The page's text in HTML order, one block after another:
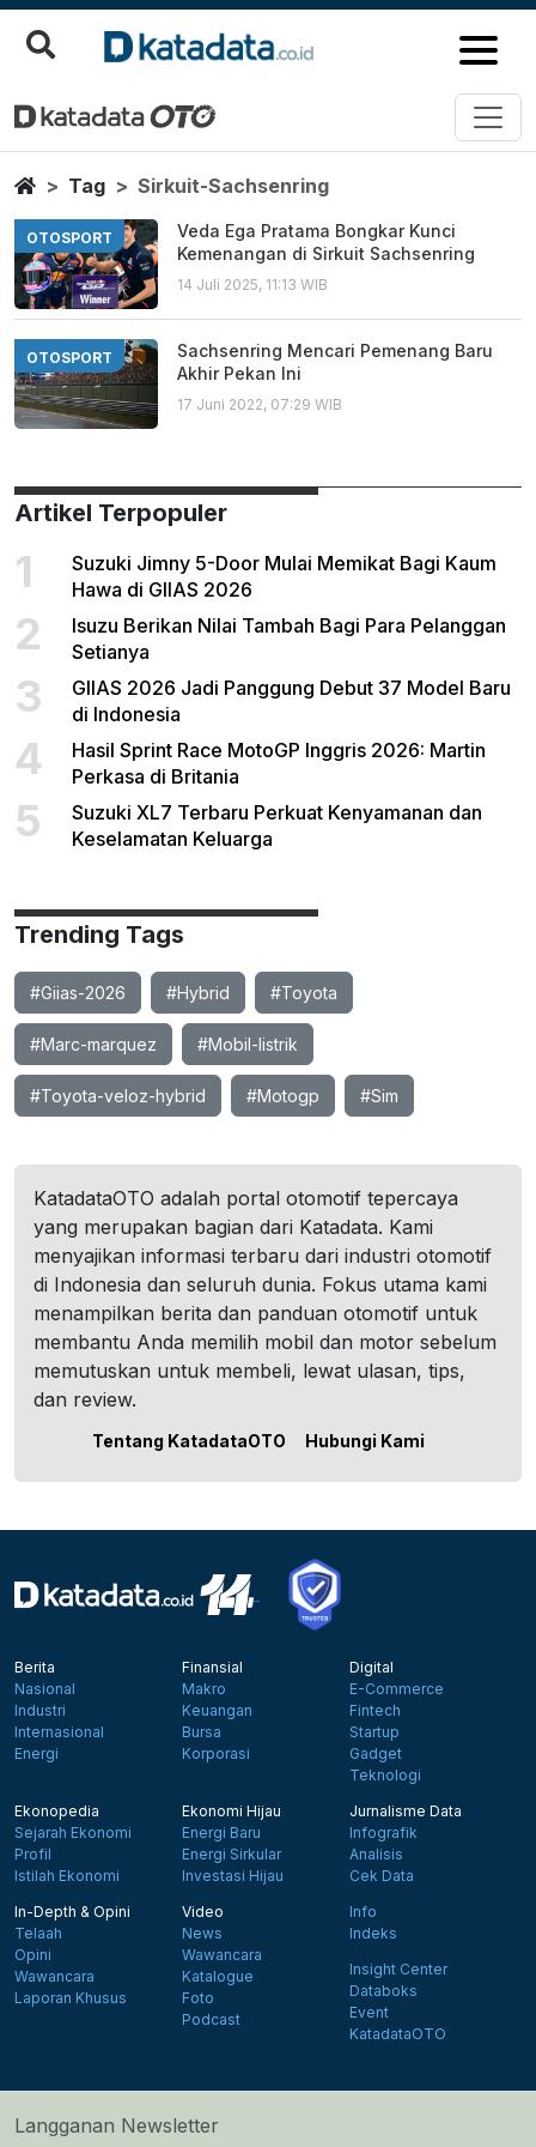
Sirkuit Sachsenring
Berita Terbaru
HomeTag Sirkuit-Sachsenring
OTOSPORT
Veda Ega Pratama Bongkar Kunci
Kemenangan di Sirkuit Sachsenring
14 Juli 2025, 11:13 WIB
OTOSPORT
Sachsenring Mencari Pemenang Baru
Akhir Pekan Ini
17 Juni 2022, 07:29 WIB
Artikel Terpopuler
1
Suzuki Jimny 5-Door Mulai Memikat Bagi Kaum
Hawa di GIIAS 2026
2
Isuzu Berikan Nilai Tambah Bagi Para Pelanggan
Setianya
3
GIIAS 2026 Jadi Panggung Debut 37 Model Baru
di Indonesia
4
Hasil Sprint Race MotoGP Inggris 2026: Martin
Perkasa di Britania
5
Suzuki XL7 Terbaru Perkuat Kenyamanan dan
Keselamatan Keluarga
Trending Tags
#Giias-2026 #Hybrid #Toyota
#Marc-marquez #Mobil-listrik
#Toyota-veloz-hybrid #Motogp #Sim
KatadataOTO adalah portal otomotif tepercaya
yang merupakan bagian dari Katadata. Kami
menyajikan informasi terbaru dari industri otomotif
di Indonesia dan seluruh dunia. Fokus utama kami
menampilkan berita dan panduan otomotif untuk
membantu Anda memilih mobil dan motor sebelum
memutuskan untuk membeli, lewat ulasan, tips,
dan review.
Tentang KatadataOTO Hubungi Kami
Berita
Nasional
Industri
Internasional
Energi
Finansial
Makro
Keuangan
Bursa
Korporasi
Digital
E-Commerce
Fintech
Startup
Gadget
Teknologi
Ekonopedia
Sejarah Ekonomi
Profil
Istilah Ekonomi
Ekonomi Hijau
Energi Baru
Energi Sirkular
Investasi Hijau
Jurnalisme Data
Infografik
Analisis
Cek Data
In-Depth & Opini
Telaah
Opini
Wawancara
Laporan Khusus
Video
News
Wawancara
Katalogue
Foto
Podcast
Info
Indeks
Insight Center
Databoks
Event
KatadataOTO
Langganan Newsletter